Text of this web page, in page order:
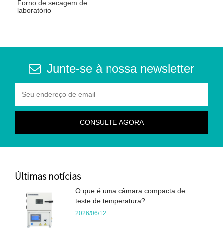
Forno de secagem de
laboratório
Junte-se à nossa newsletter
Últimas notícias
O que é uma câmara compacta de
teste de temperatura?
2026/06/12